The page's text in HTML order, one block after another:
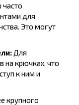
для
Это могут
Для
на крючках, что
к ним и
крупного